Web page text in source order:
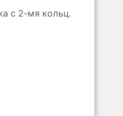
с 2-мя кольц.